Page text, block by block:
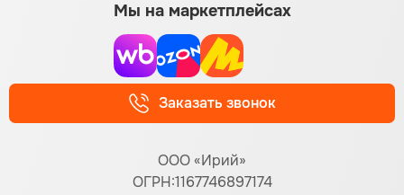
ООО «Ирий»
ОГРН:1167746897174
Заказать звонок
Мы на маркетплейсах